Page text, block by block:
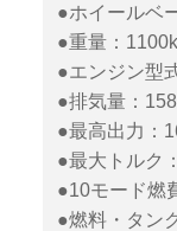
●ホイールベ
●重量：
●エンジン型
●排気量：
●最高出力：
●最大トルク
●10モード燃
●燃料・タン